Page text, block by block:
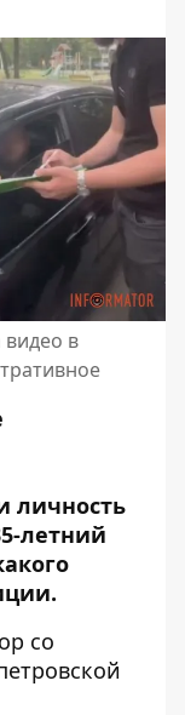
в
личность
летний
со